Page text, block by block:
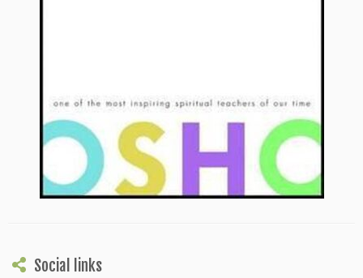
Social links